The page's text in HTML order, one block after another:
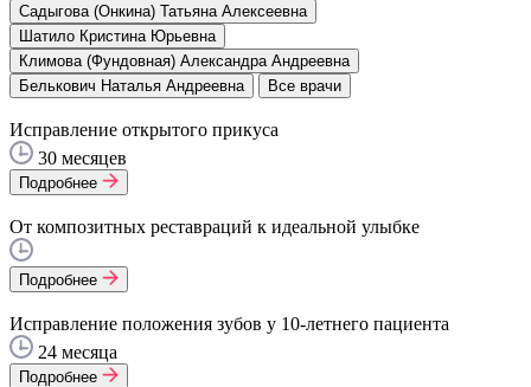
Садыгова (Онкина) Татьяна Алексеевна
Шатило Кристина Юрьевна
Климова (Фундовная) Александра Андреевна
Белькович Наталья Андреевна
Все врачи
Исправление открытого прикуса
30 месяцев
Подробнее
От композитных реставраций к идеальной улыбке
Подробнее
Исправление положения зубов у 10-летнего пациента
24 месяца
Подробнее